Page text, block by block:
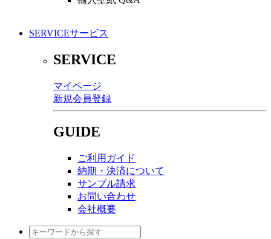
SERVICEサービス
SERVICE
マイページ
新規会員登録
GUIDE
ご利用ガイド
納期・決済について
サンプル請求
お問い合わせ
会社概要